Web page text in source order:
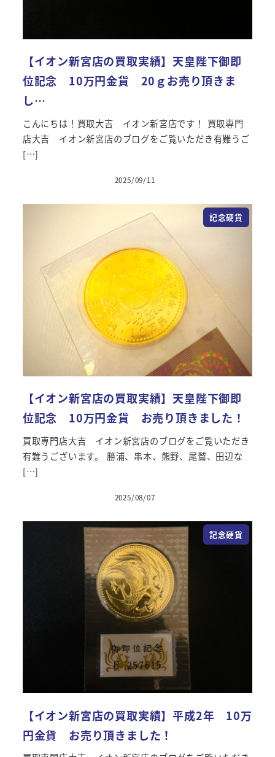
【イオン新宮店の買取実績】天皇陛下御即
位記念 10万円金貨 20ｇお売り頂きま
し…
こんにちは！買取大吉 イオン新宮店です！ 買取専門
店大吉 イオン新宮店のブログをご覧いただき有難うご
[…]
投稿日
2025/09/11
記念硬貨
【イオン新宮店の買取実績】天皇陛下御即
位記念 10万円金貨 お売り頂きました！
買取専門店大吉 イオン新宮店のブログをご覧いただき
有難うございます。 勝浦、串本、熊野、尾鷲、田辺な
[…]
投稿日
2025/08/07
記念硬貨
【イオン新宮店の買取実績】平成2年 10万
円金貨 お売り頂きました！